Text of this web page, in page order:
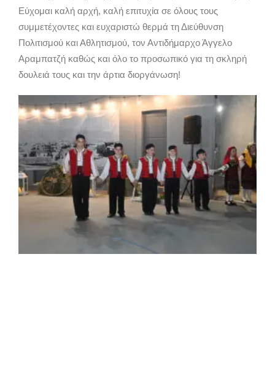
Εύχομαι καλή αρχή, καλή επιτυχία σε όλους τους
συμμετέχοντες και ευχαριστώ θερμά τη Διεύθυνση
Πολιτισμού και Αθλητισμού, τον Αντιδήμαρχο Άγγελο
Αραμπατζή καθώς και όλο το προσωπικό για τη σκληρή
δουλειά τους και την άρτια διοργάνωση!